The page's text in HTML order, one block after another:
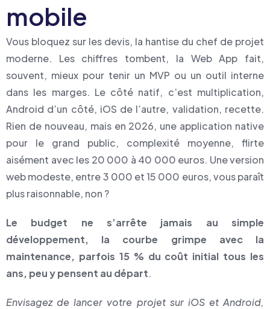
mobile
Vous bloquez sur les devis, la hantise du chef de projet
moderne. Les chiffres tombent, la Web App fait,
souvent, mieux pour tenir un MVP ou un outil interne
dans les marges. Le côté natif, c’est multiplication,
Android d’un côté, iOS de l’autre, validation, recette.
Rien de nouveau, mais en 2026, une application native
pour le grand public, complexité moyenne, flirte
aisément avec les 20 000 à 40 000 euros. Une version
web modeste, entre 3 000 et 15 000 euros, vous paraît
plus raisonnable, non ?
Le budget ne s’arrête jamais au simple
développement, la courbe grimpe avec la
maintenance, parfois 15 % du coût initial tous les
ans, peu y pensent au départ.
Envisagez de lancer votre projet sur iOS et Android,